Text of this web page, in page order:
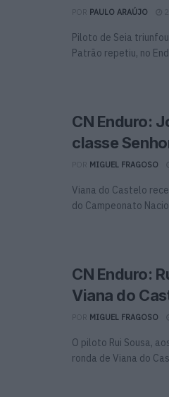
PAULO ARAÚJO
Piloto de Seia
Patrão repetiu, no
CN Enduro:
classe
MIGUEL FRAGOSO
Viana do Castelo
do Campeonato
CN Enduro:
Viana do
MIGUEL FRAGOSO
O piloto Rui Sousa,
ronda de Viana do